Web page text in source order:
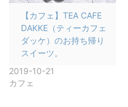
【カフェ】TEA CAFE
DAKKE（ティーカフェ
ダッケ）のお持ち帰り
スイーツ。
2019-10-21
カフェ